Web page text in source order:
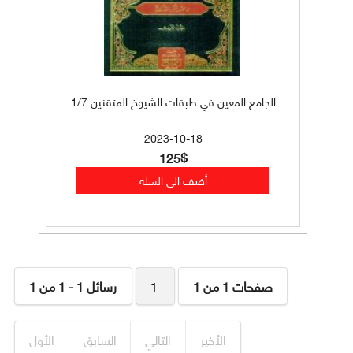
الجامع المعين في طبقات الشيوخ المتقنين 1/7
2023-10-18
125$
رسائل 1 - 1 من 1 1 صفحات 1 من 1
الأول السابق التالي الأخير